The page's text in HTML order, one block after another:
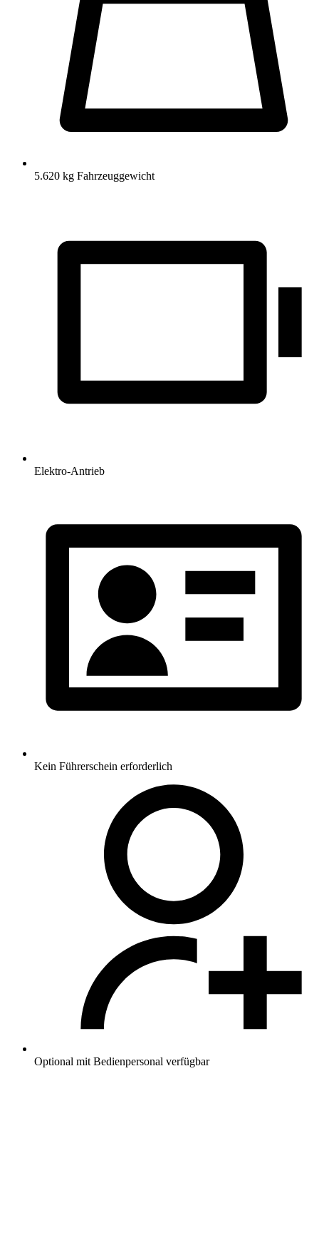
5.620 kg Fahrzeuggewicht
Elektro-Antrieb
Kein Führerschein erforderlich
Optional mit Bedienpersonal verfügbar